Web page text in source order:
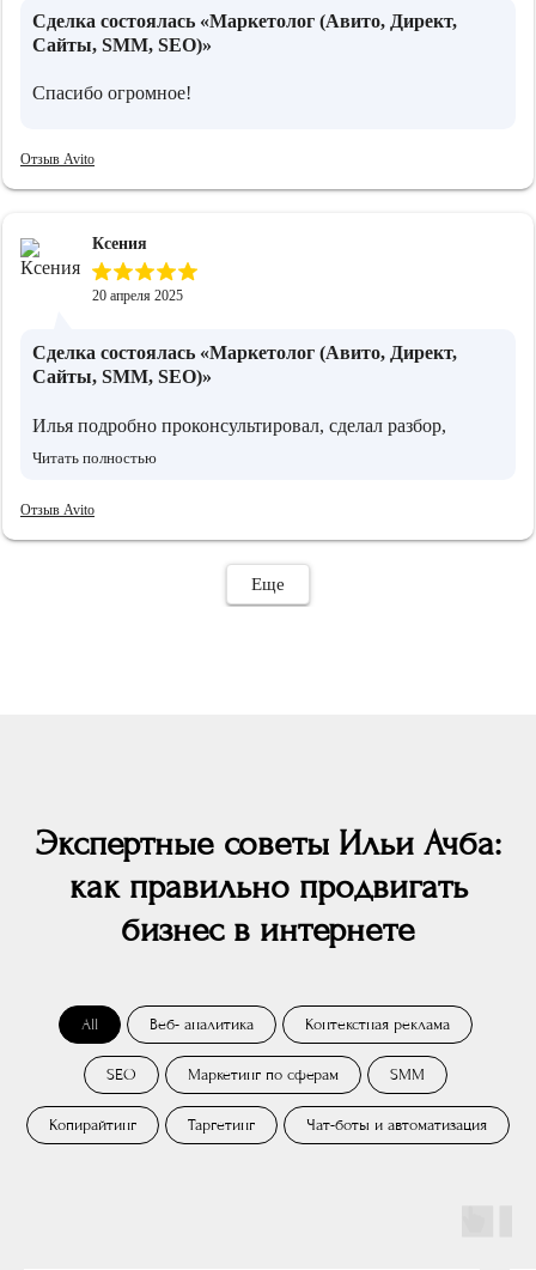
Сделка состоялась «Маркетолог (Авито, Директ,
Сайты, SMM, SEO)»
Спасибо огромное!
Отзыв Avito
Ксения
20 апреля 2025
Сделка состоялась «Маркетолог (Авито, Директ,
Сайты, SMM, SEO)»
Илья подробно проконсультировал, сделал разбор,
определил стратегию под нашу ЦА. Условия по
Читать полностью
Отзыв Avito
Еще
Экспертные советы Ильи Ачба:
как правильно продвигать
бизнес в интернете
All Веб- аналитика Контекстная реклама
SEO Маркетинг по сферам SMM
Копирайтинг Таргетинг Чат-боты и автоматизация